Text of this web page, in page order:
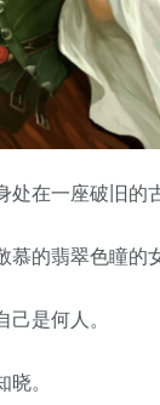
在一座破旧的
的翡翠色瞳的
是何人。
。